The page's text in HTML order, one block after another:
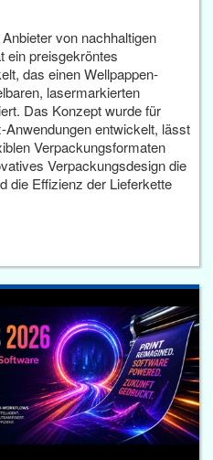
von nachhaltigen
ein preisgekröntes
das einen Wellpappen-
lasermarkierten
Das Konzept wurde für
entwickelt, lässt
Verpackungsformaten
Verpackungsdesign die
die Effizienz der Lieferkette